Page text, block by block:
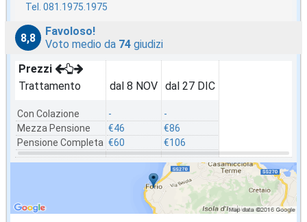
Tel. 081.1975.1975
8,8
Favoloso!
Voto medio da 74 giudizi
Prezzi
Trattamento
Con Colazione
Mezza Pensione
Pensione Completa
dal 8 NOV
-
€46
€60
dal 27 DIC
-
€86
€106